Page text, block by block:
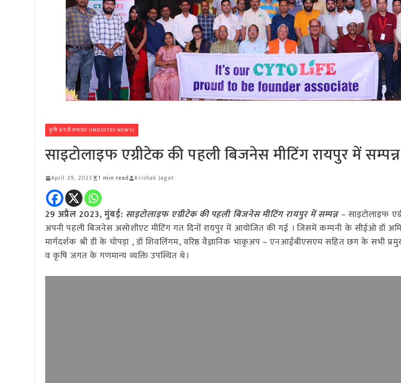
कृषि कंपनी समाचार (INDUSTRY NEWS)
साइटोलाइफ एग्रीटेक की पहली बिजनेस मीटिंग रायपुर में सम्पन्न
April 29, 2023 1 min read Krishak Jagat
29 अप्रैल 2023, मुंबई: साइटोलाइफ एग्रीटेक की पहली बिजनेस मीटिंग रायपुर में सम्पन्न– साइटोलाइफ
अपनी पहली बिजनेस असोशीएट मीटिंग गत दिनों रायपुर में आयोजित की गई । जिसमें कम्पनी के सीईओ डॉ अमित
मार्गदर्शक श्री डी के चोपड़ा , डॉ शिवलिंगम, वरिष्ठ वैज्ञानिक भाकृअप – एनआईबीएसएम सहित छग के सभी
व कृषि जगत के गणमान्य व्यक्ति उपस्थित थे।